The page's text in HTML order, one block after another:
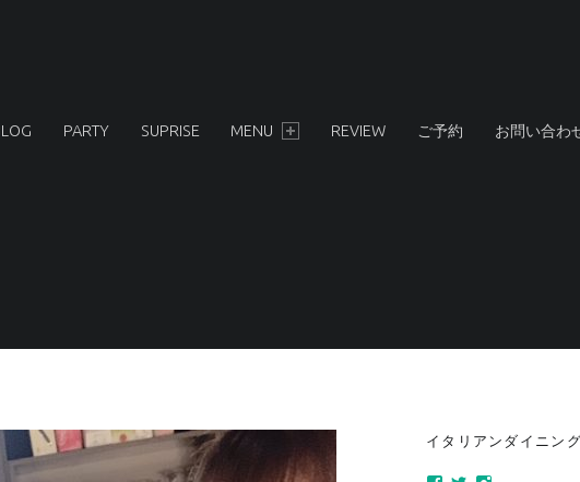
PARTY SUPRISE MENU REVIEW ご予約 お問い合わ
SIDEBAR
イタリアンダイニン